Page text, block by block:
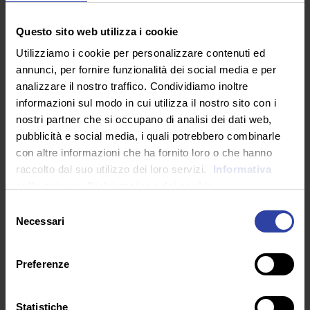
Questo sito web utilizza i cookie
Utilizziamo i cookie per personalizzare contenuti ed
annunci, per fornire funzionalità dei social media e per
analizzare il nostro traffico. Condividiamo inoltre
informazioni sul modo in cui utilizza il nostro sito con i
nostri partner che si occupano di analisi dei dati web,
pubblicità e social media, i quali potrebbero combinarle
con altre informazioni che ha fornito loro o che hanno
raccolto dal suo utilizzo dei loro servizi.
Informativa
delNecessari
Preferenze
Statistiche
divulgatrice, ha senso approfondire il rapporto fra
scienza e politica, soprattutto durante una pandemia.
Già nel Medioevo, durante le pestilenze i podestà
conferivano poteri speciali a dei tecnici (spesso
giuristi, a volte medici) arrivando a costituire delle
vere e proprie Magistrature Permanenti della Sanità,
con lo scopo di governare il Male, ma spesso tali
figure, autoreferenziali e travolte da una sorta di
delirio di onnipotenza, finivano per operare al di là
ma chiediamo maggiore controllo e il monopolio della
corporazione dei medici sul mercato della salute», [da
La stessa cosa può accadere, e accade, oggi quando
epistemecrazie, o governi in cui il Cts diviene più un